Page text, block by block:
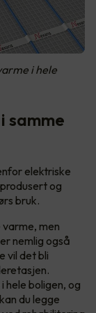
i hele
samme
elektriske
og
bruk.
men
nemlig også
vil det bli
hele boligen, og
du legge